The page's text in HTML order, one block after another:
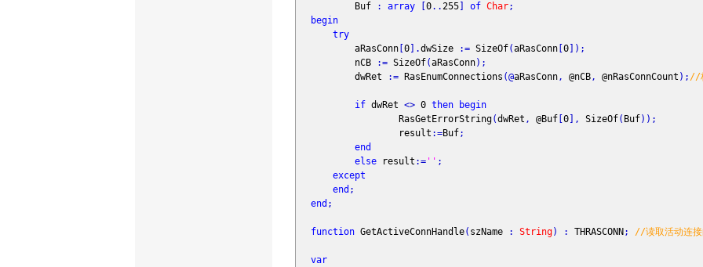
Buf
: array 0. .255 of Char;
begin
try
aRasConn 0 .dwSize := SizeOf(aRasConn 0 ) ;
nCB
:= SizeOf(aRasConn) ;
dwRet
:= RasEnumConnections (@aRasConn, @nCB, @nRasConnCount ) ; //
if dwRet <> 0 then
begin
RasGetErrorString(dwRet , @Buf 0 , SizeOf( Buf) ) ;
result :=Buf;
end
else result := '' ;
except
end ;
end ;
function GetActiveConnHandle( szName : String) : THRASCONN ; //读取活动连接
var